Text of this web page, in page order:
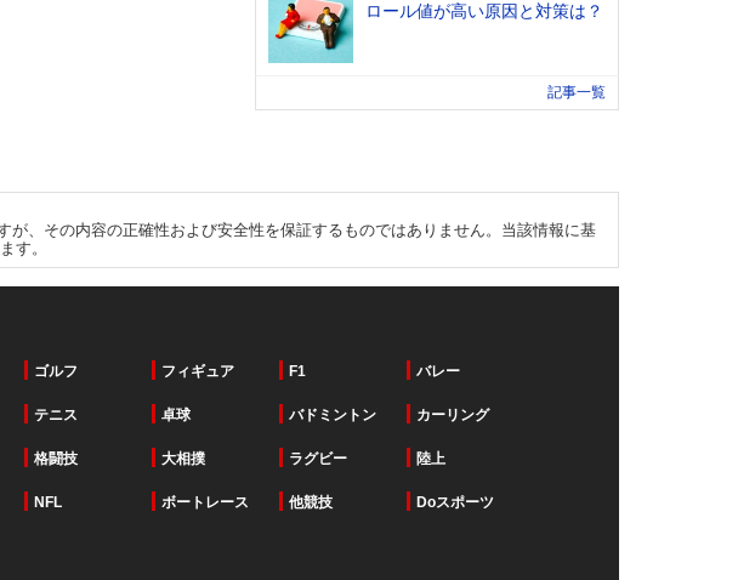
ロール値が高い原因と対策は？
記事一覧
、その内容の正確性および安全性を保証するものではありません。当該情報に基
す。
ゴルフ フィギュア F1 バレー
テニス 卓球 バドミントン カーリング
格闘技 大相撲 ラグビー 陸上
NFL ボートレース 他競技 Doスポーツ